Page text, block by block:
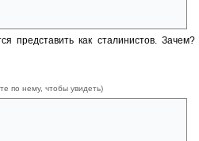
представить как сталинистов. Зачем?
по нему, чтобы увидеть)